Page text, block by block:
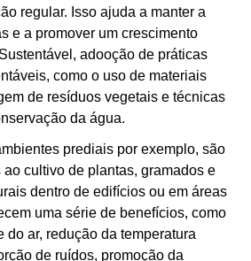
regular. Isso ajuda a manter a
e a promover um crescimento
adooção de práticas
como o uso de materiais
de resíduos vegetais e técnicas
da água.
prediais por exemplo, são
cultivo de plantas, gramados e
dentro de edifícios ou em áreas
uma série de benefícios, como
do ar, redução da temperatura
de ruídos, promoção da